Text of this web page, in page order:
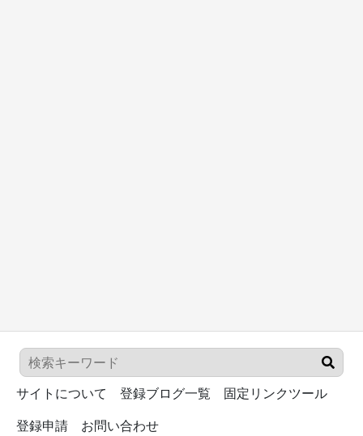
サイトについて 登録ブログ一覧
固定リンクツール
登録申請
お問い合わせ